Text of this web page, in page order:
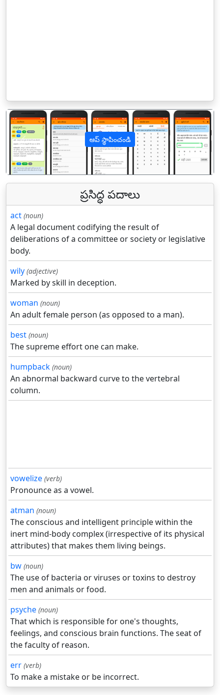
ఆప్ స్థాపించండి
पिछला
ప్రసిద్ధ పదాలు
act (noun)
A legal document codifying the result of
deliberations of a committee or society or legislative
body.
wily (adjective)
Marked by skill in deception.
woman (noun)
An adult female person (as opposed to a man).
best (noun)
The supreme effort one can make.
humpback (noun)
An abnormal backward curve to the vertebral
column.
vowelize (verb)
Pronounce as a vowel.
atman (noun)
The conscious and intelligent principle within the
inert mind-body complex (irrespective of its physical
attributes) that makes them living beings.
bw (noun)
The use of bacteria or viruses or toxins to destroy
men and animals or food.
psyche (noun)
That which is responsible for one's thoughts,
feelings, and conscious brain functions. The seat of
the faculty of reason.
err (verb)
To make a mistake or be incorrect.